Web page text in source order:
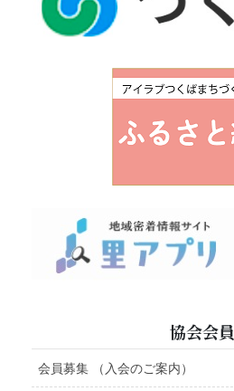
協会会員
会員募集 （入会のご案内）